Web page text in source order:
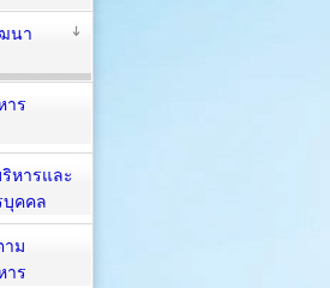
นา
าร
หารและ
คคล
าม
าร